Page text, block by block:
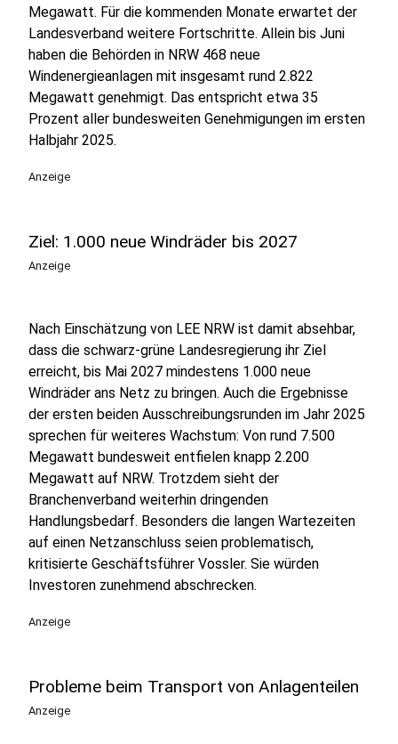
Megawatt. Für die kommenden Monate erwartet der
Landesverband weitere Fortschritte. Allein bis Juni
haben die Behörden in NRW 468 neue
Windenergieanlagen mit insgesamt rund 2.822
Megawatt genehmigt. Das entspricht etwa 35
Prozent aller bundesweiten Genehmigungen im ersten
Halbjahr 2025.
Anzeige
Ziel: 1.000 neue Windräder bis 2027
Anzeige
Nach Einschätzung von LEE NRW ist damit absehbar,
dass die schwarz-grüne Landesregierung ihr Ziel
erreicht, bis Mai 2027 mindestens 1.000 neue
Windräder ans Netz zu bringen. Auch die Ergebnisse
der ersten beiden Ausschreibungsrunden im Jahr 2025
sprechen für weiteres Wachstum: Von rund 7.500
Megawatt bundesweit entfielen knapp 2.200
Megawatt auf NRW. Trotzdem sieht der
Branchenverband weiterhin dringenden
Handlungsbedarf. Besonders die langen Wartezeiten
auf einen Netzanschluss seien problematisch,
kritisierte Geschäftsführer Vossler. Sie würden
Investoren zunehmend abschrecken.
Anzeige
Probleme beim Transport von Anlagenteilen
Anzeige